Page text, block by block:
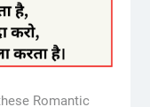
Romantic